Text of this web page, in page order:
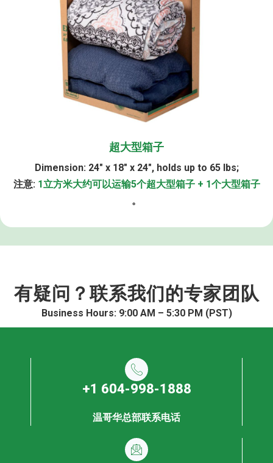
超大型箱子
Dimension: 24" x 18" x 24", holds up to 65 lbs;
注意: 1立方米大约可以运输5个超大型箱子 + 1个大型箱子
。
有疑问？联系我们的专家团队
Business Hours: 9:00 AM – 5:30 PM (PST)
+1 604-998-1888
温哥华总部联系电话